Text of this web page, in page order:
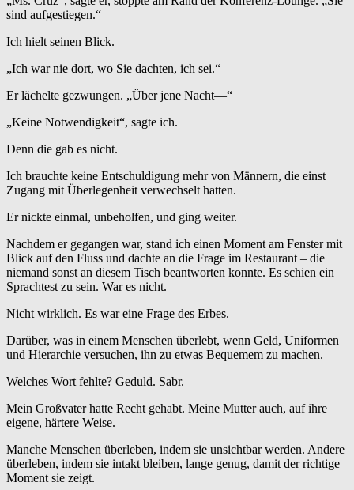
sind aufgestiegen.“
Ich hielt seinen Blick.
„Ich war nie dort, wo Sie dachten, ich sei.“
Er lächelte gezwungen. „Über jene Nacht—“
„Keine Notwendigkeit“, sagte ich.
Denn die gab es nicht.
Ich brauchte keine Entschuldigung mehr von Männern, die einst
Zugang mit Überlegenheit verwechselt hatten.
Er nickte einmal, unbeholfen, und ging weiter.
Nachdem er gegangen war, stand ich einen Moment am Fenster mit
Blick auf den Fluss und dachte an die Frage im Restaurant – die
niemand sonst an diesem Tisch beantworten konnte. Es schien ein
Sprachtest zu sein. War es nicht.
Nicht wirklich. Es war eine Frage des Erbes.
Darüber, was in einem Menschen überlebt, wenn Geld, Uniformen
und Hierarchie versuchen, ihn zu etwas Bequemem zu machen.
Welches Wort fehlte? Geduld. Sabr.
Mein Großvater hatte Recht gehabt. Meine Mutter auch, auf ihre
eigene, härtere Weise.
Manche Menschen überleben, indem sie unsichtbar werden. Andere
überleben, indem sie intakt bleiben, lange genug, damit der richtige
Moment sie zeigt.